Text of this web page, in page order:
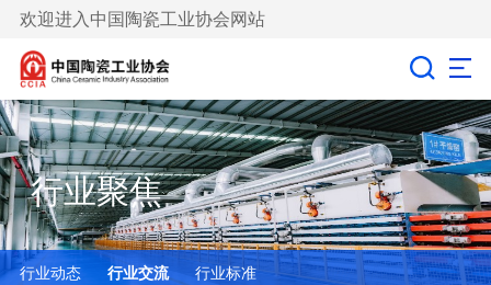
欢迎进入中国陶瓷工业协会网站
行业聚焦
行业动态 行业交流 行业标准